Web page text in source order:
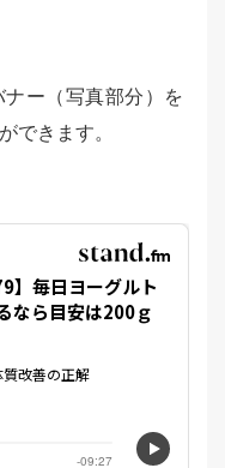
ー（写真部分）を
できます。